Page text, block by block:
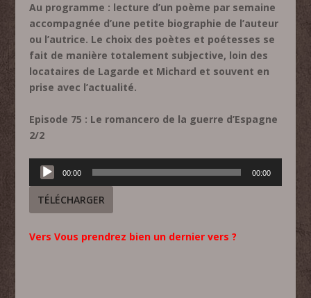
Au programme : lecture d’un poème par semaine
accompagnée d’une petite biographie de l’auteur
ou l’autrice. Le choix des poètes et poétesses se
fait de manière totalement subjective, loin des
locataires de Lagarde et Michard et souvent en
prise avec l’actualité.
Episode 75 : Le romancero de la guerre d’Espagne
2/2
Lecteur
audio
00:00 00:00
TÉLÉCHARGER
Vers Vous prendrez bien un dernier vers ?